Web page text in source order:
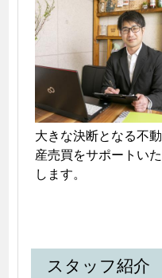
大きな決断となる不動
産売買をサポートいた
します。
スタッフ紹介